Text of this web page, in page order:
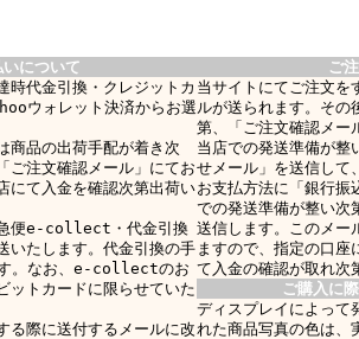
いについて
時代金引換・クレジットカ
ウォレット決済からお選
商品の出荷手配が着き次
ご注文確認メール」にてお
にて入金を確認次第出荷い
急便e-collect・代金引換
いたします。代金引換の手
。なお、e-collectのお
ットカードに限らせていた
る際に送付するメールに改
ご
当サイトにてご注文を
ルが送られます。その
第、「ご注文確認メー
当店での発送準備が整
せメール」を送信して
お支払方法に「銀行振
での発送準備が整い次
送信します。このメー
ますので、指定の口座
て入金の確認が取れ次
ご購入に
ディスプレイによって
れた商品写真の色は、